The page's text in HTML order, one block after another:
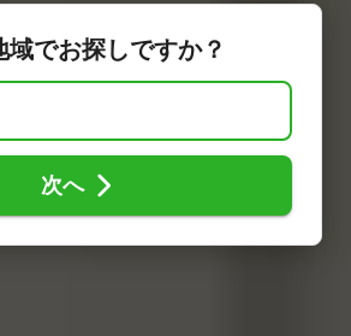
域でお探しですか？
次へ